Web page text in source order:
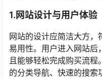
1.网站设计与用户体验
网站的设计应简洁大方，
易用性。用户进入网站后
且能够轻松完成购买流程
的分类导航、快速的搜索